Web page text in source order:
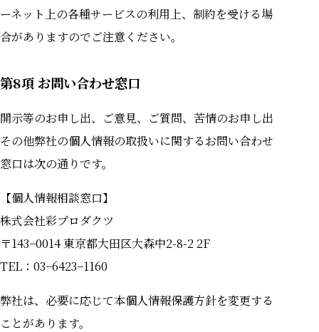
ーネット上の各種サービスの利用上、制約を受ける場
合がありますのでご注意ください。
第8項 お問い合わせ窓口
開⽰等のお申し出、ご意⾒、ご質問、苦情のお申し出
その他弊社の個⼈情報の取扱いに関するお問い合わせ
窓⼝は次の通りです。
【個人情報相談窓口】
株式会社彩プロダクツ
〒143−0014 東京都⼤⽥区⼤森中2-8-2 2F
TEL：03−6423−1160
弊社は、必要に応じて本個⼈情報保護⽅針を変更する
ことがあります。